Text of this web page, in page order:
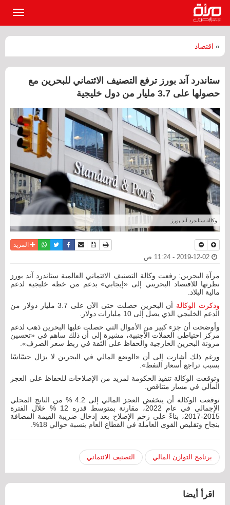
» اقتصاد
ستاندرد آند بورز ترفع التصنيف الائتماني للبحرين مع
حصولها على 3.7 مليار من دول خليجية
وكالة ستاندرد آند بورز
نسخة للطباعة
حفظ الموضوع
أرسل الى صديق
فيسبوكتويترواتسابالمزيد
مرآة البحرين: رفعت وكالة التصنيف الائتماني العالمية ستاندرد آند بورز
نظرتها للاقتصاد البحريني إلى «إيجابي» بدعم من خطة خليجية لدعم
مالية البلاد.
وذكرت الوكالة
أن البحرين حصلت حتى الآن على 3.7 مليار دولار من
الدعم الخليجي الذي يصل إلى 10 مليارات دولار.
وأوضحت أن جزء كبير من الأموال التي حصلت عليها البحرين ذهب لدعم
مركز احتياطي العملات الأجنبية، مشيرة إلى أن ذلك ساهم في «تحسين
مرونة البحرين الخارجية والحفاظ على الثقة في ربط سعر الصرف».
ورغم ذلك أشارت إلى أن «الوضع المالي في البحرين لا يزال حسّاسًا
بسبب تراجع أسعار النفط».
وتوقعت الوكالة تنفيذ الحكومة لمزيد من الإصلاحات للحفاظ على العجز
المالي في مسار متناقص.
توقعت الوكالة أن ينخفض العجز المالي إلى 4.2 % من الناتج المحلي
الإجمالي في عام 2022، مقارنة بمتوسط قدره 12 % خلال الفترة
2015-2017، بناءً على زخم الإصلاح بعد إدخال ضريبة القيمة المضافة
بنجاح وتقليص القوى العاملة في القطاع العام بنسبة حوالي 18%.
برنامج التوازن المالي التصنيف الائتماني
اقرأ أيضا